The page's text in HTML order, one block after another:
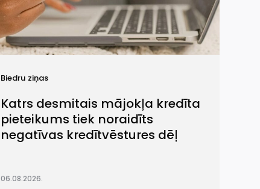
Biedru ziņas
Katrs desmitais mājokļa kredīta
pieteikums tiek noraidīts
negatīvas kredītvēstures dēļ
06.08.2026.